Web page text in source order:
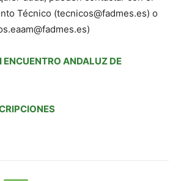
Técnico (tecnicos@fadmes.es) o
ANDALUZ DE